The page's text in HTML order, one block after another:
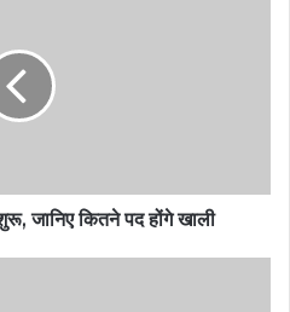
जानिए कितने पद होंगे खाली